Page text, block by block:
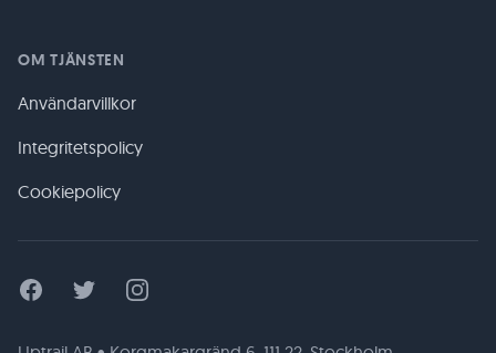
OM TJÄNSTEN
Användarvillkor
Integritetspolicy
Cookiepolicy
FacebookTwitter Instagram